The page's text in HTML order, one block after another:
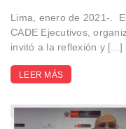
Lima, enero de 2021-.
CADE Ejecutivos,
invitó a la reflexión y [...]
LEER MÁS